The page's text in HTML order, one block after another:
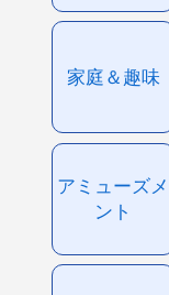
家庭＆趣味
アミューズメ
ント